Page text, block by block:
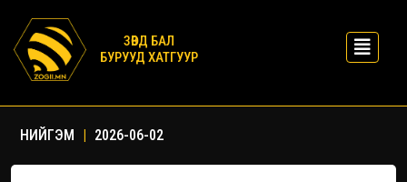
ЗӨВД БАЛ
БУРУУД ХАТГУУР
НИЙГЭМ | 2026-06-02